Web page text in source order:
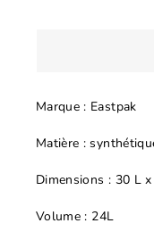
Marque : Eastpak
Matière :
Dimensions : 30 L
Volume : 24L